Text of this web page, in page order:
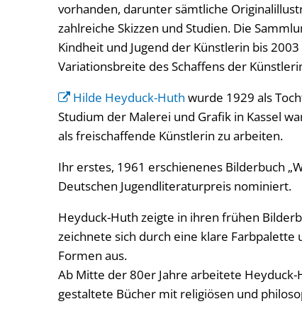
vorhanden, darunter sämtliche
zahlreiche Skizzen und Studien. Die
Kindheit und Jugend der Künstlerin bis
Variationsbreite des Schaffens der
Hilde Heyduck-Huth wurde 1929 als
Studium der Malerei und Grafik in Kassel
als freischaffende Künstlerin zu arbeiten.
Ihr erstes, 1961 erschienenes Bilderbuch
Deutschen Jugendliteraturpreis nominiert.
Heyduck-Huth zeigte in ihren frühen
zeichnete sich durch eine klare
Formen aus.
Ab Mitte der 80er Jahre arbeitete
gestaltete Bücher mit religiösen und